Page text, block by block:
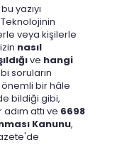
yazıyı
veya kişilerle
nasıl
ve hangi
soruların
önemli bir hâle
bildiği gibi,
attı ve 6698
Kanunu,